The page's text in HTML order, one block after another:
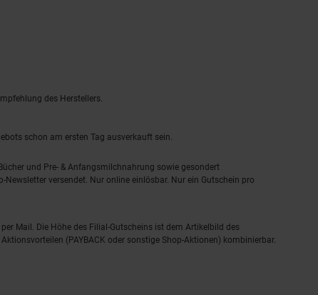
des Herstellers.
schon am ersten Tag ausverkauft sein.
und Pre- & Anfangsmilchnahrung sowie gesondert
versendet. Nur online einlösbar. Nur ein Gutschein pro
Mail. Die Höhe des Filial-Gutscheins ist dem Artikelbild des
(PAYBACK oder sonstige Shop-Aktionen) kombinierbar.